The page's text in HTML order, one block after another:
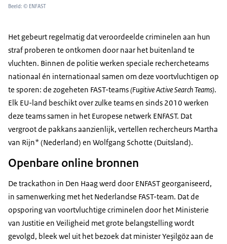
Beeld: © ENFAST
Het gebeurt regelmatig dat veroordeelde criminelen aan hun
straf proberen te ontkomen door naar het buitenland te
vluchten. Binnen de politie werken speciale rechercheteams
nationaal én internationaal samen om deze voortvluchtigen op
te sporen: de zogeheten FAST-teams(Fugitive Active Search Teams).
Elk EU-land beschikt over zulke teams en sinds 2010 werken
deze teams samen in het Europese netwerk ENFAST. Dat
vergroot de pakkans aanzienlijk, vertellen rechercheurs Martha
van Rijn* (Nederland) en Wolfgang Schotte (Duitsland).
Openbare online bronnen
De trackathon in Den Haag werd door ENFAST georganiseerd,
in samenwerking met het Nederlandse FAST-team. Dat de
opsporing van voortvluchtige criminelen door het Ministerie
van Justitie en Veiligheid met grote belangstelling wordt
gevolgd, bleek wel uit het bezoek dat minister Yeşilgöz aan de